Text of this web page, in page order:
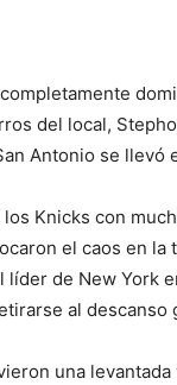
del local,
Antonio se
Knicks con
el caos en la
de New York
al descanso
una